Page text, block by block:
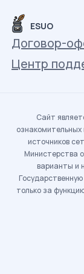
ESUO
Договор-
Центр
Сайт
источников
Министерства
варианты и
только за